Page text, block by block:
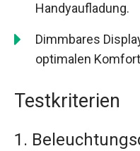
Handyaufladung.
Dimmbares
optimalen
Testkriterien
1.